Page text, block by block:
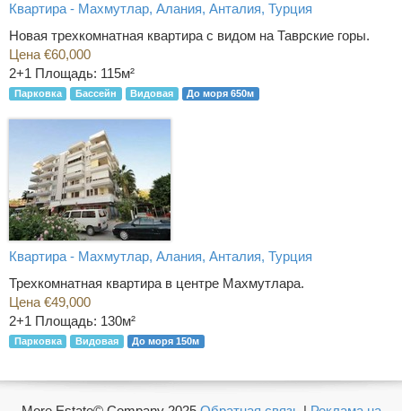
Квартира - Махмутлар, Алания, Анталия, Турция
Новая трехкомнатная квартира с видом на Таврские горы.
Цена €60,000
2+1 Площадь: 115м²
Парковка Бассейн Видовая До моря 650м
Квартира - Махмутлар, Алания, Анталия, Турция
Трехкомнатная квартира в центре Махмутлара.
Цена €49,000
2+1 Площадь: 130м²
Парковка Видовая До моря 150м